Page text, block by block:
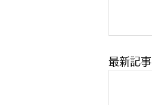
最新記事